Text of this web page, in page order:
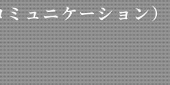
ュニケーション）